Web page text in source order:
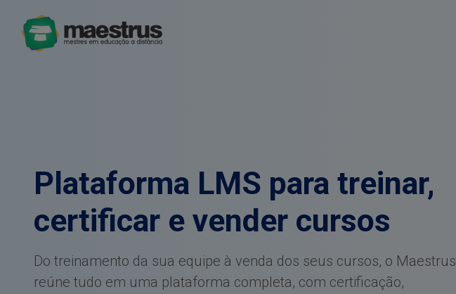
Plataforma LMS para treinar,
certificar e vender cursos
Do treinamento da sua equipe à venda dos seus cursos, o Maestrus
reúne tudo em uma plataforma completa, com certificação,